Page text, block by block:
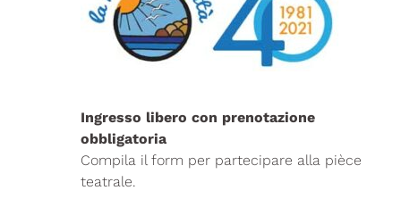
Ingresso libero con prenotazione
obbligatoria
Compila il form per partecipare alla pièce
teatrale.